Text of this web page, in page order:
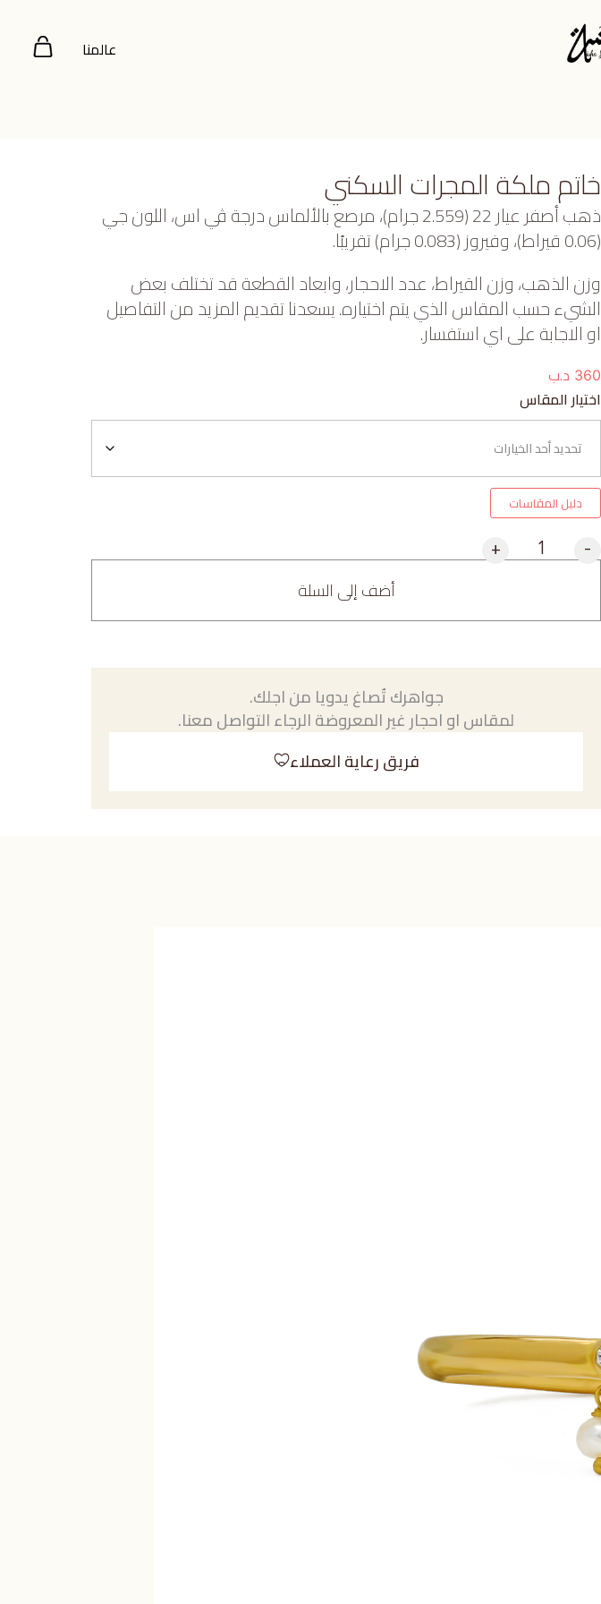
عالمنا
خاتم ملكة المجرات السكني
ذهب أصفر عيار 22 (2.559 جرام)، مرصع بالألماس درجة ڤي اس، اللون جي
(0.06 قيراط)، وفيروز (0.083 جرام) تقريبًا.
وزن الذهب، وزن القيراط، عدد الاحجار، وابعاد القطعة قد تختلف بعض
الشيء حسب المقاس الذي يتم اختياره. يسعدنا تقديم المزيد من التفاصيل
او الاجابة على اي استفسار.
360 د.ب
اختيار المقاس
دليل المقاسات
-
+
أضف إلى السلة
جواهرك تُصاغ يدويا من اجلك.
لمقاس او احجار غير المعروضة الرجاء التواصل معنا.
فريق رعاية العملاء